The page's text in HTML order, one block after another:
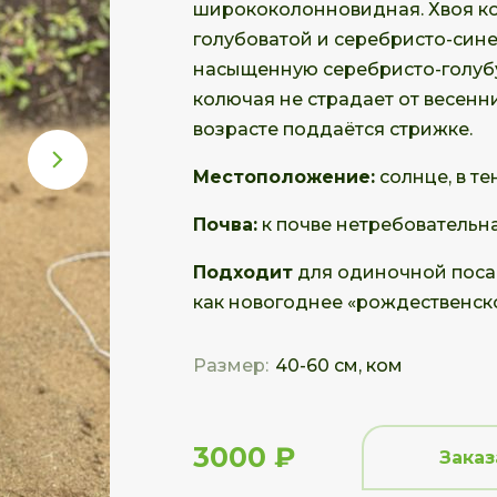
ширококолонновидная. Хвоя
голубоватой и серебристо-
насыщенную серебристо-
колючая не страдает от
возрасте поддаётся стрижке.
Местоположение: солнце, в
Почва: к почве
Подходит для одиночной
как новогоднее
Размер: 40-60 см, ком
3000 ₽